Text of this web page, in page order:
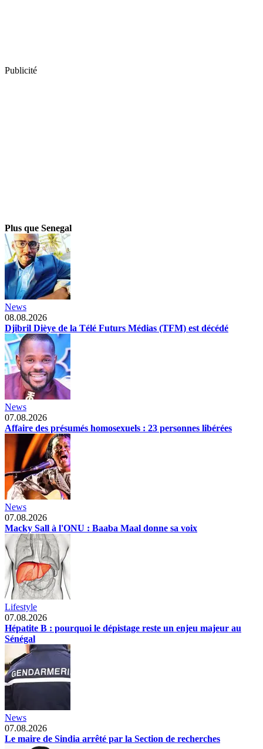
Publicité
Plus que Senegal
News
08.08.2026
Djibril Dièye de la Télé Futurs Médias (TFM) est décédé
News
07.08.2026
Affaire des présumés homosexuels : 23 personnes libérées
News
07.08.2026
Macky Sall à l'ONU : Baaba Maal donne sa voix
Lifestyle
07.08.2026
Hépatite B : pourquoi le dépistage reste un enjeu majeur au
Sénégal
News
07.08.2026
Le maire de Sindia arrêté par la Section de recherches